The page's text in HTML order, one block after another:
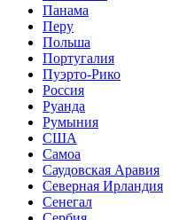
Панама
Перу
Польша
Португалия
Пуэрто-Рико
Россия
Руанда
Румыния
США
Самоа
Саудовская Аравия
Северная Ирландия
Сенегал